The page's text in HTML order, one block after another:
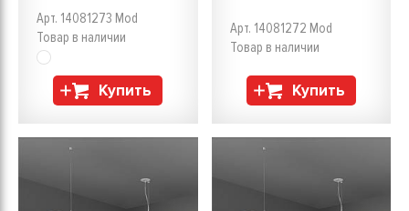
Арт. 14081273 Mod
Товар в наличии
Купить
Арт. 14081272 Mod
Товар в наличии
Купить